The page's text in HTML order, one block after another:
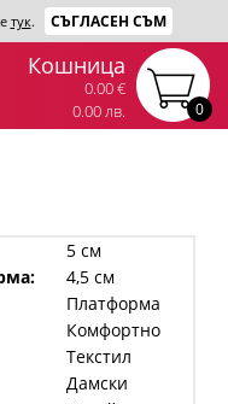
тук. СЪГЛАСЕН СЪМ
0
Кошница
0.00 €
0.00 лв.
5 см
4,5 см
Платформа
Комфортно
Текстил
Дамски